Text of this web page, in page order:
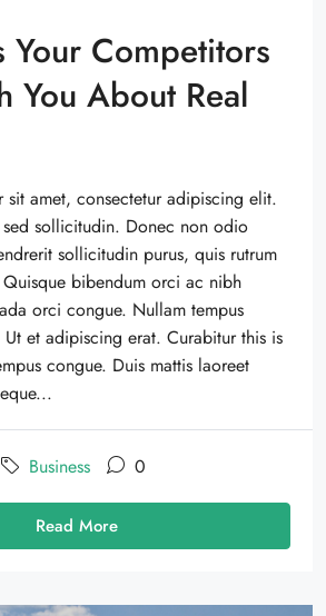
Your Competitors
You About Real
sit amet, consectetur adipiscing elit.
sed sollicitudin. Donec non odio
sollicitudin purus, quis rutrum
bibendum orci ac nibh
orci congue. Nullam tempus
et adipiscing erat. Curabitur this is
congue. Duis mattis laoreet
Business 0
Read More